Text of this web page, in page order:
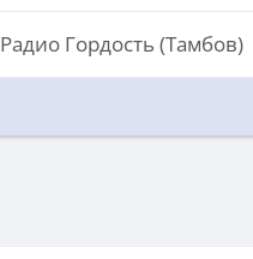
Радио Гордость (Тамбов)